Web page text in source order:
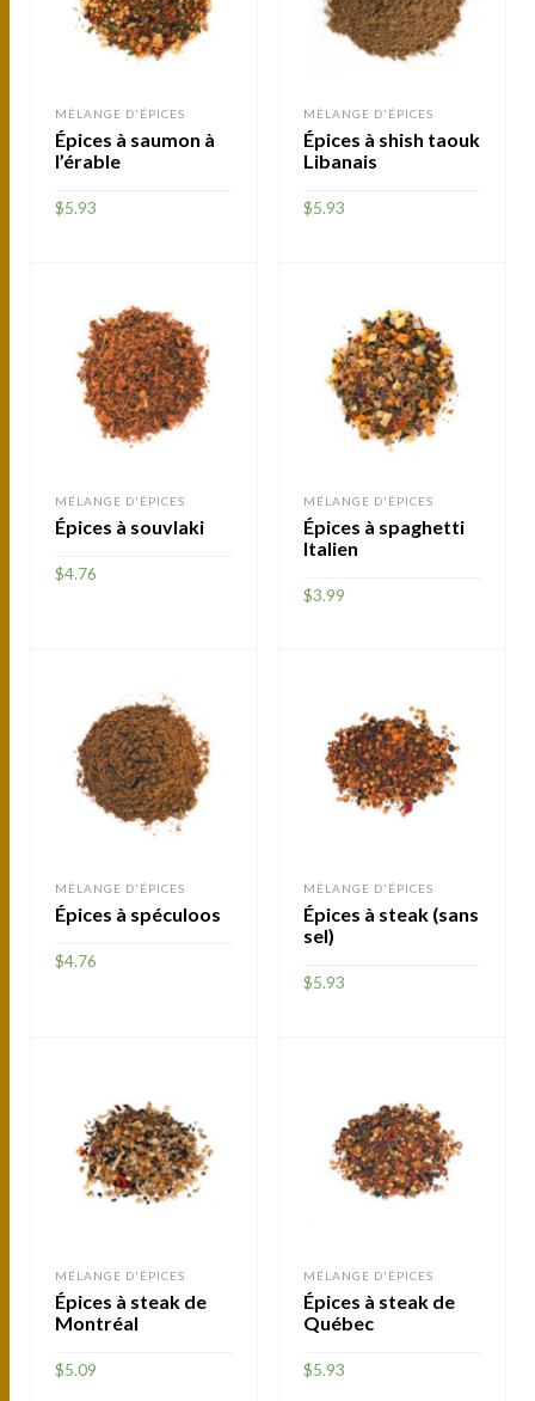
MÉLANGE D'ÉPICES
Épices à saumon à
l’érable
$5.93
MÉLANGE D'ÉPICES
Épices à shish taouk
Libanais
$5.93
MÉLANGE D'ÉPICES
Épices à souvlaki
$4.76
MÉLANGE D'ÉPICES
Épices à spaghetti
Italien
$3.99
MÉLANGE D'ÉPICES
Épices à spéculoos
$4.76
MÉLANGE D'ÉPICES
Épices à steak (sans
sel)
$5.93
MÉLANGE D'ÉPICES
Épices à steak de
Montréal
$5.09
MÉLANGE D'ÉPICES
Épices à steak de
Québec
$5.93